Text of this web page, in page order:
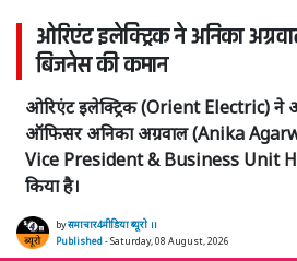
ओरिएंट इलेक्ट्रिक ने अनिका
बिजनेस की कमान
ओरिएंट इलेक्ट्रिक (Orient Electric) ने
ऑफिसर अनिका अग्रवाल (Anika
Vice President & Business Unit
किया है।
byसमाचार4मीडिया ब्यूरो ।।
Published- Saturday, 08 August, 2026